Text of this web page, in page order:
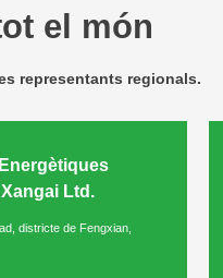
el món
representants regionals.
Ltd.
districte de Fengxian,